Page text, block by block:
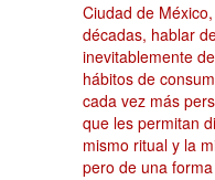
Ciudad de
décadas, hablar
inevitablemente
hábitos de
cada vez más
que les permitan
mismo ritual y la
pero de una